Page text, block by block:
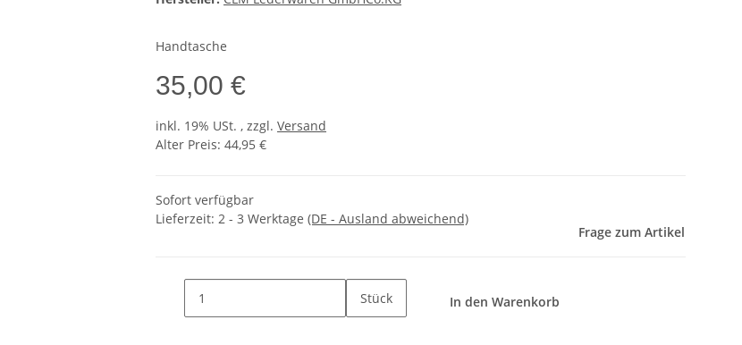
Handtasche
35,00 €
inkl. 19% USt. , zzgl. Versand
Alter Preis: 44,95 €
Sofort verfügbar
Lieferzeit: 2 - 3 Werktage (DE - Ausland abweichend)
Frage zum Artikel
Stück In den Warenkorb